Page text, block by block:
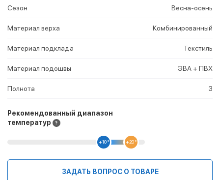
Сезон Весна-осень
Материал верха Комбинированный
Материал подклада Текстиль
Материал подошвы ЭВА + ПВХ
Полнота 3
Рекомендованный диапазон
температур
+10 ° +20 °
ЗАДАТЬ ВОПРОС О ТОВАРЕ